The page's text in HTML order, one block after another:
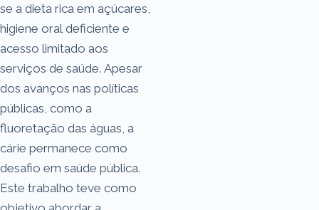
se a dieta rica em açúcares,
higiene oral deficiente e
acesso limitado aos
serviços de saúde. Apesar
dos avanços nas políticas
públicas, como a
fluoretação das águas, a
cárie permanece como
desafio em saúde pública.
Este trabalho teve como